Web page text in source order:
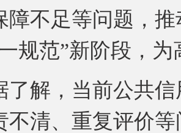
障不足等问题，
规范”新阶段，
，当前公共信
不清、重复评价